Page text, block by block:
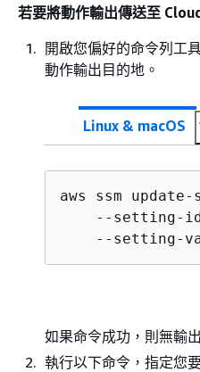
若要將動作輸出傳送至
開啟您偏好的命令列工
動作輸出目的地。
Linux & macOS
aws ssm
--setting-
--setting-
如果命令成功，則無輸
執行以下命令，指定您